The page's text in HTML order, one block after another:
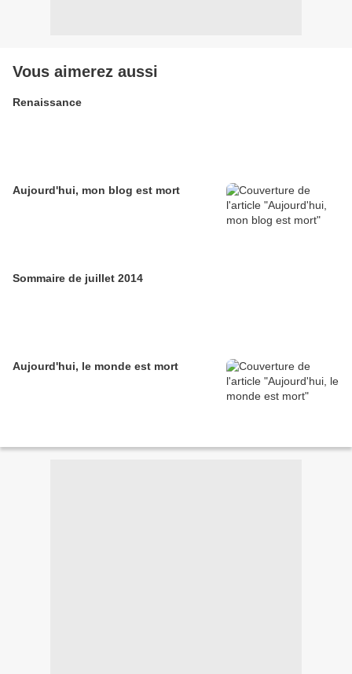
Vous aimerez aussi
Renaissance
Aujourd'hui, mon blog est mort
Sommaire de juillet 2014
Aujourd'hui, le monde est mort